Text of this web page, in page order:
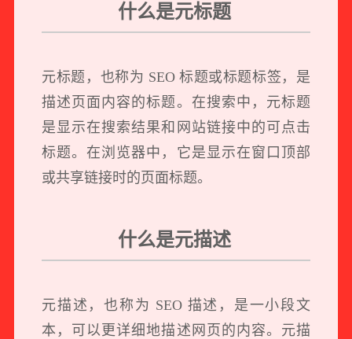
什么是元标题
元标题，也称为 SEO 标题或标题标签，是
描述页面内容的标题。在搜索中，元标题
是显示在搜索结果和网站链接中的可点击
标题。在浏览器中，它是显示在窗口顶部
或共享链接时的页面标题。
什么是元描述
元描述，也称为 SEO 描述，是一小段文
本，可以更详细地描述网页的内容。元描